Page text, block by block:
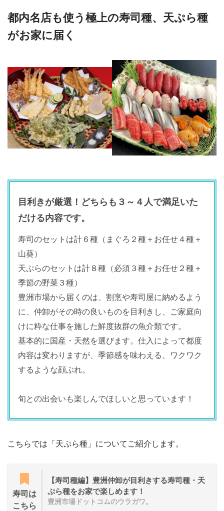
都内名店も使う極上の寿司種、天ぷら種
がお家に届く
目利きが厳選！どちらも３～４人で満足いた
だける内容です。
寿司のセットは計６種（まぐろ２種＋お任せ４種＋
山葵）
天ぷらのセットは計８種（必須３種＋お任せ２種＋
季節の野菜３種）
豊洲市場から届くのは、割烹や寿司屋に納めるよう
に、仲卸がその時の良いものを目利きし、ご家庭向
けに粋な仕事を施した鮮度抜群の魚介類です。
基本的に国産・天然を選びます。仕入によって都度
内容は変わりますが、季節感を味わえる、ワクワク
するような顔ぶれ。
旬との出会いも楽しんでほしいと思っています！
こちらでは「天ぷら種」についてご紹介します。
寿司は
こちら
【寿司種編】豊洲仲卸が目利きする寿司種・天
ぷら種をお家で楽しめます！
豊洲市場ドットコムのウラガワ。